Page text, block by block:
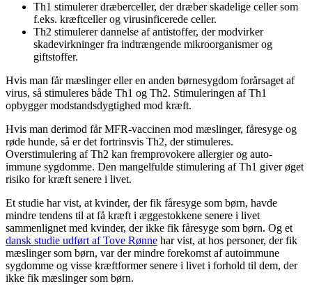
Th1 stimulerer dræberceller, der dræber skadelige celler som
f.eks. kræftceller og virusinficerede celler.
Th2 stimulerer dannelse af antistoffer, der modvirker
skadevirkninger fra indtrængende mikroorganismer og
giftstoffer.
Hvis man får mæslinger eller en anden børnesygdom forårsaget af
virus, så stimuleres både Th1 og Th2. Stimuleringen af Th1
opbygger modstandsdygtighed mod kræft.
Hvis man derimod får MFR-vaccinen mod mæslinger, fåresyge og
røde hunde, så er det fortrinsvis Th2, der stimuleres.
Overstimulering af Th2 kan fremprovokere allergier og auto-
immune sygdomme. Den mangelfulde stimulering af Th1 giver øget
risiko for kræft senere i livet.
Et studie har vist, at kvinder, der fik fåresyge som børn, havde
mindre tendens til at få kræft i æggestokkene senere i livet
sammenlignet med kvinder, der ikke fik fåresyge som børn. Og et
dansk studie udført af Tove Rønne har vist, at hos personer, der fik
mæslinger som børn, var der mindre forekomst af autoimmune
sygdomme og visse kræftformer senere i livet i forhold til dem, der
ikke fik mæslinger som børn.